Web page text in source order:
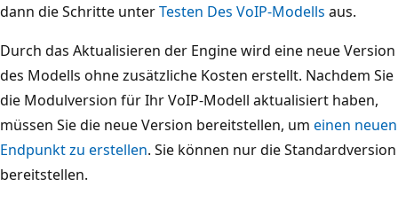
dann die Schritte unterTesten Des VoIP-Modells aus.
Durch das Aktualisieren der Engine wird eine neue Version
des Modells ohne zusätzliche Kosten erstellt. Nachdem Sie
die Modulversion für Ihr VoIP-Modell aktualisiert haben,
müssen Sie die neue Version bereitstellen, um einen neuen
Endpunkt zu erstellen. Sie können nur die Standardversion
bereitstellen.